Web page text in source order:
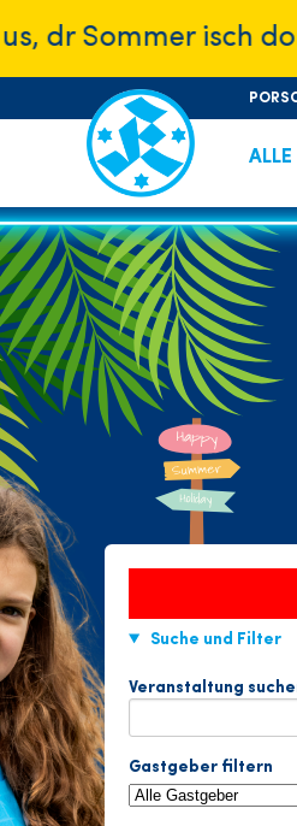
ALLE
Suche und Filter
Veranstaltung
Gastgeber filtern
isch do – was